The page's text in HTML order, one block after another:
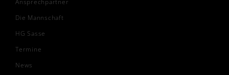
Die Mannschaft
HG Sasse
Termine
News